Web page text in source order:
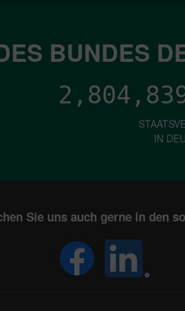
BUNDES
IN
Sie uns auch gerne in den